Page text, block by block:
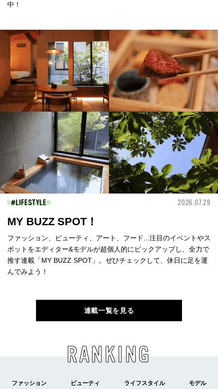
中！
LIFESTYLE 2026.07.29
MY BUZZ SPOT！
ファッション、ビューティ、アート、フード...注目のイベントやス
ポットをエディター&モデルが超個人的にピックアップし、全力で
推す連載「MY BUZZ SPOT」。ぜひチェックして、休日に足を運
んでみよう！
連載一覧を見る
RANKING